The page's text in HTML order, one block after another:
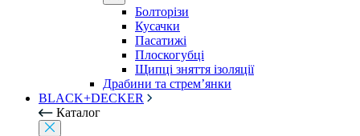
Болторізи
Кусачки
Пасатижі
Плоскогубці
Щипці зняття ізоляції
Драбини та стрем’янки
BLACK+DECKER
Каталог